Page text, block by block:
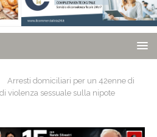
Arresti domiciliari per un 42enne di
violenza sessuale sulla nipote